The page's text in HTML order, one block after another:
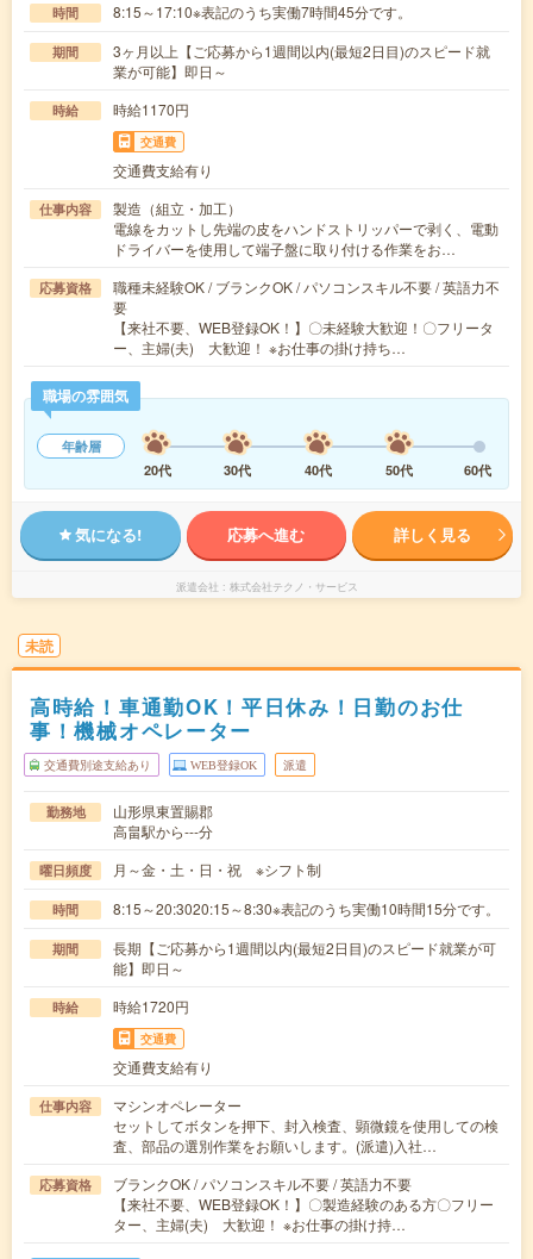
時間 8:15～17:10※表記のうち実働7時間45分です。
期間
3ヶ月以上【ご応募から1週間以内(最短2日目)のスピード就
業が可能】即日～
時給 時給1170円
交通費
交通費支給有り
仕事内容
製造（組立・加工）
電線をカットし先端の皮をハンドストリッパーで剥く、電動
ドライバーを使用して端子盤に取り付ける作業をお…
応募資格
職種未経験OK / ブランクOK / パソコンスキル不要 / 英語力不
要
【来社不要、WEB登録OK！】〇未経験大歓迎！〇フリータ
ー、主婦(夫) 大歓迎！ ※お仕事の掛け持ち…
職場の雰囲気
年齢層
20代
30代 40代 50代 60代
気になる! 応募へ進む 詳しく見る
派遣会社 株式会社テクノ・サービス
未読
高時給！車通勤OK！平日休み！日勤のお仕
事！機械オペレーター
交通費別途支給あり WEB登録OK 派遣
勤務地
山形県東置賜郡
高畠駅から---分
曜日頻度 月～金・土・日・祝 ※シフト制
時間 8:15～20:3020:15～8:30※表記のうち実働10時間15分です。
期間
長期【ご応募から1週間以内(最短2日目)のスピード就業が可
能】即日～
時給 時給1720円
交通費
交通費支給有り
仕事内容
マシンオペレーター
セットしてボタンを押下、封入検査、顕微鏡を使用しての検
査、部品の選別作業をお願いします。(派遣)入社…
応募資格
ブランクOK / パソコンスキル不要 / 英語力不要
【来社不要、WEB登録OK！】〇製造経験のある方〇フリー
ター、主婦(夫) 大歓迎！ ※お仕事の掛け持…